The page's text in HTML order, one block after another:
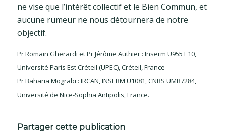
ne vise que l’intérêt collectif et le Bien Commun, et
aucune rumeur ne nous détournera de notre
objectif.
Pr Romain Gherardi et Pr Jérôme Authier : Inserm U955 E10,
Université Paris Est Créteil (UPEC), Créteil, France
Pr Baharia Mograbi : IRCAN, INSERM U1081, CNRS UMR7284,
Université de Nice-Sophia Antipolis, France.
Partager cette publication